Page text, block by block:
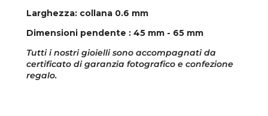
Larghezza: collana 0.6 mm
Dimensioni pendente : 45 mm - 65 mm
Tutti i nostri gioielli sono accompagnati da
certificato di garanzia fotografico e confezione
regalo.